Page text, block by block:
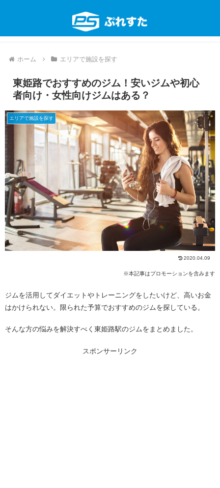
ホーム エリアで施設を探す
東姫路でおすすめのジム！安いジムや初心
者向け・女性向けジムはある？
エリアで施設を探す
2020.04.09
※本記事はプロモーションを含みます
ジムを活用してダイエットやトレーニングをしたいけど、高いお金
はかけられない。限られた予算でおすすめのジムを探している。
そんな方の悩みを解決すべく東姫路駅のジムをまとめました。
スポンサーリンク